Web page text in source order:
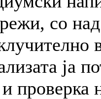
со
ја
проверка